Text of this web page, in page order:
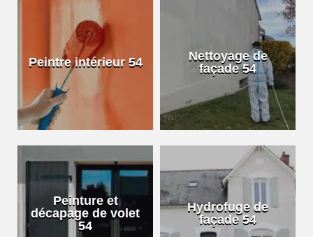
Peintre intérieur 54
Nettoyage de
façade 54
Peinture et
décapage de volet
54
Hydrofuge de
façade 54